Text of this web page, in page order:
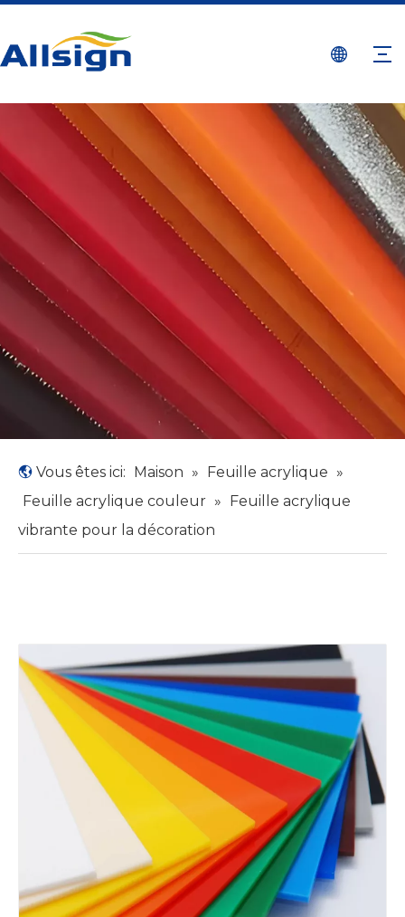
Vous êtes ici: Maison » Feuille acrylique »
Feuille acrylique couleur » Feuille acrylique
vibrante pour la décoration​